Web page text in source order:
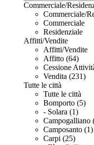
Commerciale/
Commerciale/
Commerciale
Residenziale
Affitti/Vendite
Affitti/Vendite
Affitto (64)
Cessione
Vendita (231)
Tutte le città
Tutte le città
Bomporto (5)
- Solara (1)
Campogalliano
Camposanto (1)
Carpi (25)